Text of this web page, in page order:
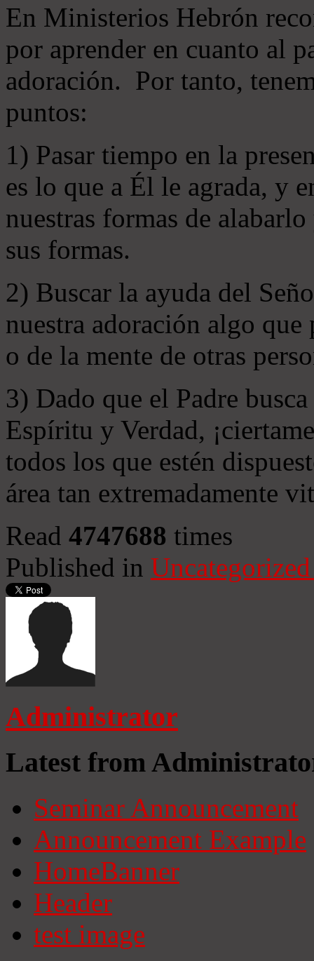
En Ministerios Hebrón
por aprender en cuanto al
adoración. Por tanto,
puntos:
1) Pasar tiempo en la
es lo que a Él le agrada, y
nuestras formas de
sus formas.
2) Buscar la ayuda del
nuestra adoración algo
o de la mente de otras
3) Dado que el Padre
Espíritu y Verdad,
todos los que estén
área tan extremadamente
Read 4747688 times
Published in
Administrator
Latest from
Seminar Announcement
Announcement Example
HomeBanner
Header
test image